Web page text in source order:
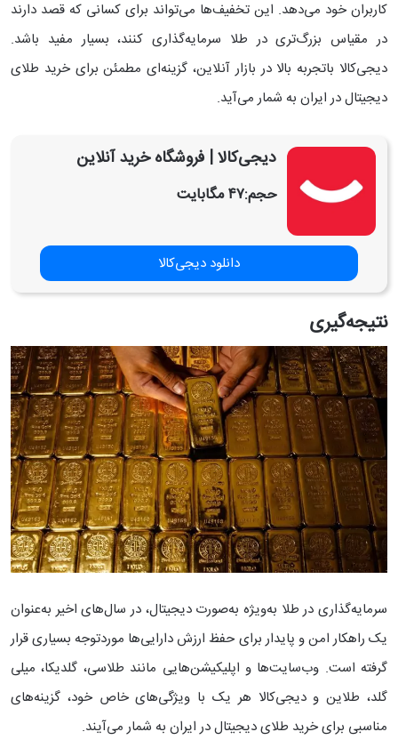
کاربران خود می‌دهد. این تخفیف‌ها می‌تواند برای کسانی که قصد دارند
در مقیاس بزرگ‌تری در طلا سرمایه‌گذاری کنند، بسیار مفید باشد.
دیجی‌کالا باتجربه بالا در بازار آنلاین، گزینه‌ای مطمئن برای خرید طلای
دیجیتال در ایران به شمار می‌آید.
‏دیجی‌کالا | فروشگاه خرید آنلاین
حجم:۴۷ مگابایت
دانلود دیجی‌کالا
نتیجه‌گیری
سرمایه‌گذاری در طلا به‌ویژه به‌صورت دیجیتال، در سال‌های اخیر به‌عنوان
یک راهکار امن و پایدار برای حفظ ارزش دارایی‌ها موردتوجه بسیاری قرار
گرفته است. وب‌سایت‌ها و اپلیکیشن‌هایی مانند طلاسی، گلدیکا، میلی
گلد، طلاین و دیجی‌کالا هر یک با ویژگی‌های خاص خود، گزینه‌های
مناسبی برای خرید طلای دیجیتال در ایران به شمار می‌آیند.